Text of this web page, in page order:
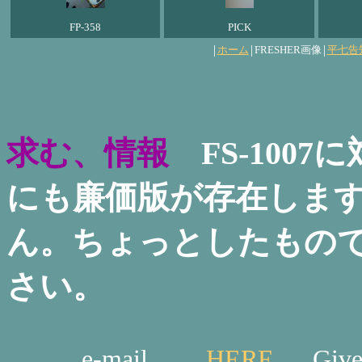
FP-358 PICK
| ホーム | FRESHER画像 | 平七告
求む、情報 FS-1007に
にも廉価版が存在しま
ん。ちょっとしたもの
さい。